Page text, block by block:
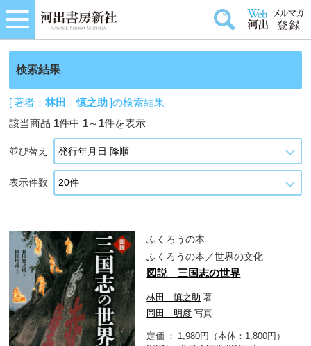
検索結果
[ 著者：林田 慎之助]の検索結果
該当商品 1件中 1～ 1件を表示
並び替え
表示件数
ふくろうの本
ふくろうの本／世界の文化
図説 三国志の世界
林田 慎之助 著
岡田 明彦 写真
定価
1,980円（本体：1,800円）